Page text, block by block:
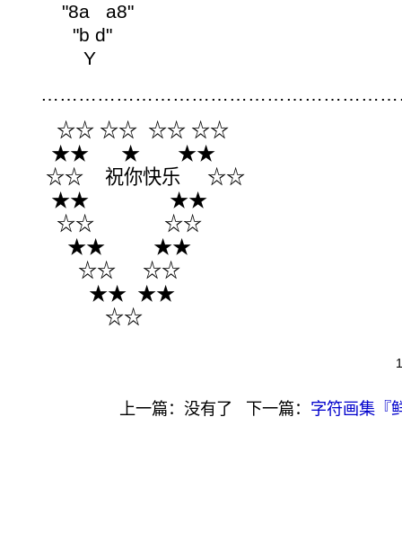
"8a a8"
"b d"
Y
☆☆ ☆☆ ☆☆ ☆☆
★★ ★ ★★
☆☆ 祝你快乐 ☆☆
★★ ★★
☆☆ ☆☆
★★ ★★
☆☆ ☆☆
★★ ★★
☆☆
上一篇：没有了 下一篇： 字符画集『